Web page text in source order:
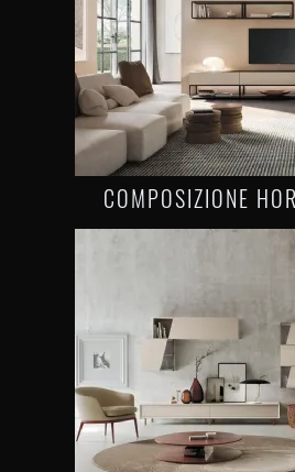
COMPOSIZIONE